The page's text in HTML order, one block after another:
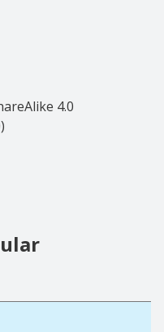
4.0